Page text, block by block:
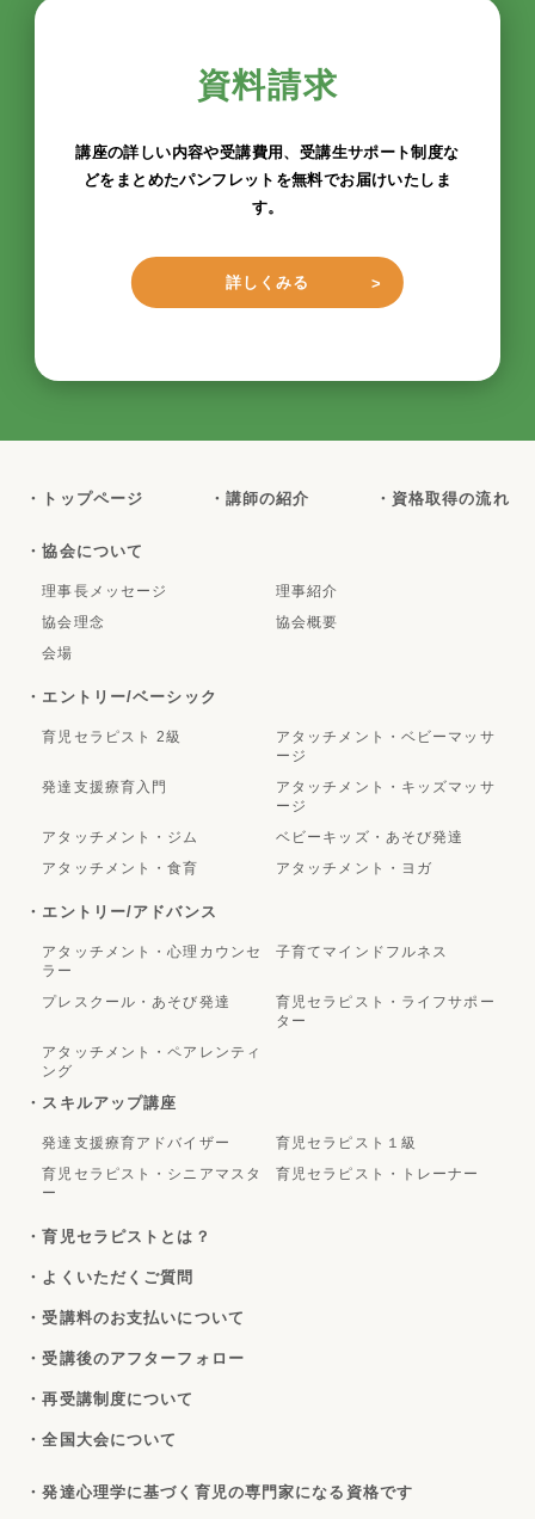
資料請求
講座の詳しい内容や受講費用、受講生サポート制度な
どをまとめたパンフレットを無料でお届けいたしま
す。
詳しくみる
・トップページ ・講師の紹介 ・資格取得の流れ
・協会について
理事長メッセージ
理事紹介
協会理念
協会概要
会場
・エントリー/ベーシック
育児セラピスト 2級
アタッチメント・ベビーマッサ
ージ
発達支援療育入門
アタッチメント・キッズマッサ
ージ
アタッチメント・ジム
ベビーキッズ・あそび発達
アタッチメント・食育
アタッチメント・ヨガ
・エントリー/アドバンス
アタッチメント・心理カウンセ
ラー
子育てマインドフルネス
プレスクール・あそび発達
育児セラピスト・ライフサポー
ター
アタッチメント・ペアレンティ
ング
・スキルアップ講座
発達支援療育アドバイザー
育児セラピスト１級
育児セラピスト・シニアマスタ
ー
育児セラピスト・トレーナー
・育児セラピストとは？
・よくいただくご質問
・受講料のお支払いについて
・受講後のアフターフォロー
・再受講制度について
・全国大会について
・発達心理学に基づく育児の専門家になる資格です